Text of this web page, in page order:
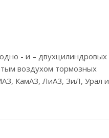
- и – двухцилиндровых
воздухом тормозных
КамАЗ, ЛиАЗ, ЗиЛ, Урал и